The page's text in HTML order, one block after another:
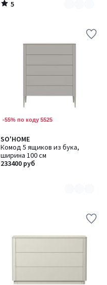
5
/
-55% по коду 5525
SO'HOME
Комод 5 ящиков из бука,
ширина 100 см
233400 руб
Количество
цветов:
6